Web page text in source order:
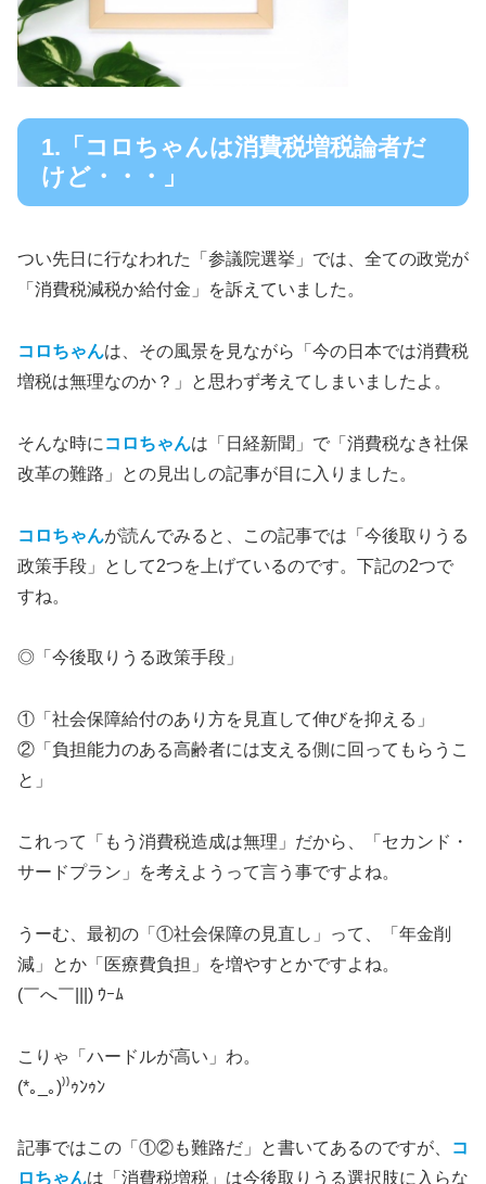
1.「コロちゃんは消費税増税論者だ
けど・・・」
つい先日に行なわれた「参議院選挙」では、全ての政党が
「消費税減税か給付金」を訴えていました。
コロちゃんは、その風景を見ながら「今の日本では消費税
増税は無理なのか？」と思わず考えてしまいましたよ。
そんな時に コロちゃんは「日経新聞」で「消費税なき社保
改革の難路」との見出しの記事が目に入りました。
コロちゃんが読んでみると、この記事では「今後取りうる
政策手段」として2つを上げているのです。下記の2つで
すね。
◎「今後取りうる政策手段」
①「社会保障給付のあり方を見直して伸びを抑える」
②「負担能力のある高齢者には支える側に回ってもらうこ
と」
これって「もう消費税造成は無理」だから、「セカンド・
サードプラン」を考えようって言う事ですよね。
うーむ、最初の「①社会保障の見直し」って、「年金削
減」とか「医療費負担」を増やすとかですよね。
(￣へ￣|||) ｳｰﾑ
こりゃ「ハードルが高い」わ。
(*｡_｡)⁾⁾ｩﾝｩﾝ
記事ではこの「①②も難路だ」と書いてあるのですが、
コ
ロちゃんは「消費税増税」は今後取りうる選択肢に入らな